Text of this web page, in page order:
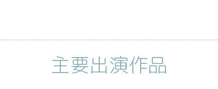
主要出演作品